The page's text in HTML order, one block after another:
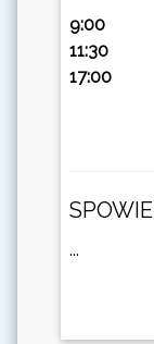
9:00
11:30
17:00
...